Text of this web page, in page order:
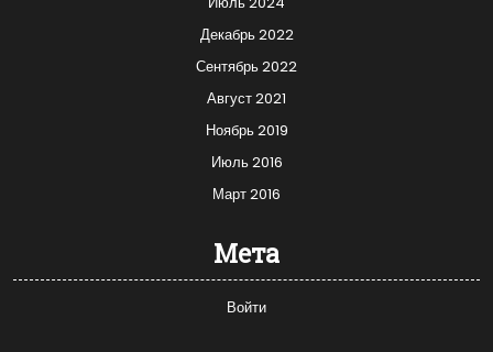
Декабрь 2022
Сентябрь 2022
Август 2021
Ноябрь 2019
Июль 2016
Март 2016
Мета
Войти